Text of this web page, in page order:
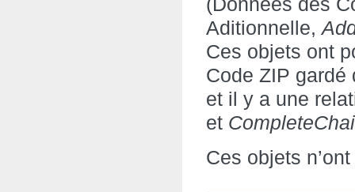
Aditionnelle,
Ces objets ont
Code ZIP
et il y a une
et
Ces objets